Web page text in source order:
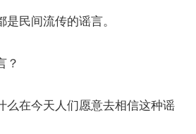
民间流传的谣言。
？
么在今天人们愿意去相信这种谣